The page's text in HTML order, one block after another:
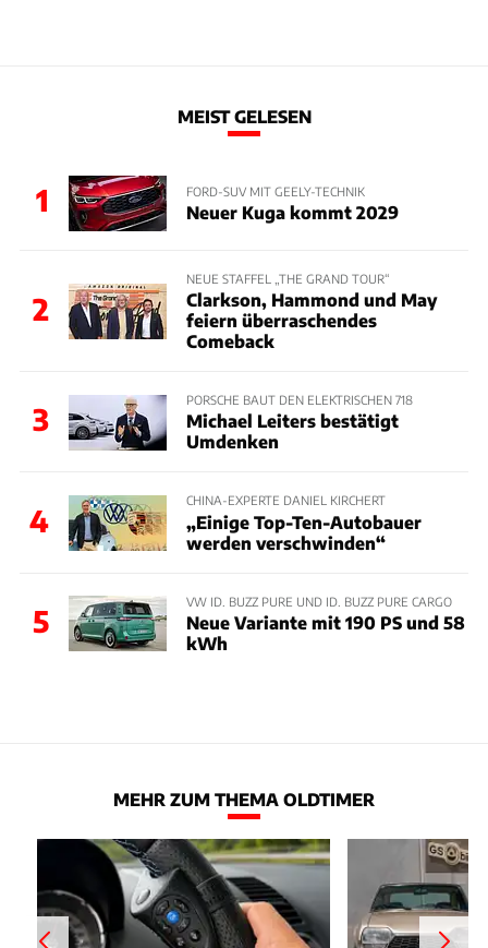
MEIST GELESEN
1 FORD-SUV MIT GEELY-TECHNIK
Neuer Kuga kommt 2029
2
NEUE STAFFEL „THE GRAND TOUR“
Clarkson, Hammond und May
feiern überraschendes
Comeback
3
PORSCHE BAUT DEN ELEKTRISCHEN 718
Michael Leiters bestätigt
Umdenken
4
CHINA-EXPERTE DANIEL KIRCHERT
„Einige Top-Ten-Autobauer
werden verschwinden“
5
VW ID. BUZZ PURE UND ID. BUZZ PURE CARGO
Neue Variante mit 190 PS und 58
kWh
MEHR ZUM THEMA OLDTIMER